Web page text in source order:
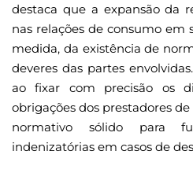
destaca que a expansão da
nas relações de consumo em
medida, da existência de
deveres das partes
ao fixar com precisão os
obrigações dos prestadores
normativo sólido para
indenizatórias em casos de